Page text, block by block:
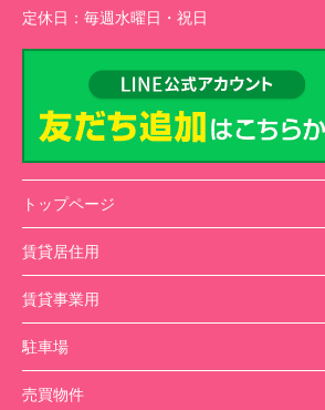
定休日： 毎週水曜日・祝日
トップページ
賃貸居住用
賃貸事業用
駐車場
売買物件